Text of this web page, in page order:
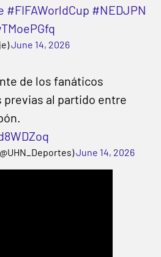
#FIFAWorldCup #NEDJPN
June 14, 2026
de los fanáticos
al partido entre
June 14, 2026